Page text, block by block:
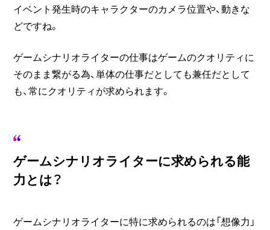
イベント発生時のキャラクターのカメラ位置や、動きな
どですね。
ゲームシナリオライターの仕事はゲームのクオリティに
そのまま繋がる為、単体の仕事だとしても兼任だとして
も、常にクオリティが求められます。
ゲームシナリオライターに求められる能
力とは？
ゲームシナリオライターに特に求められるのは「想像力」